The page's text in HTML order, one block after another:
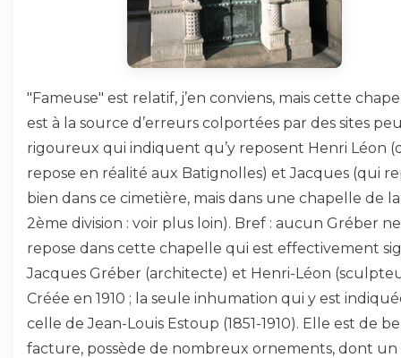
"Fameuse" est relatif, j’en conviens, mais cette
est à la source d’erreurs colportées par des sites
rigoureux qui indiquent qu’y reposent Henri Léon
repose en réalité aux Batignolles) et Jacques (qui
bien dans ce cimetière, mais dans une chapelle de la
2ème division : voir plus loin). Bref : aucun Gréber ne
repose dans cette chapelle qui est effectivement
Jacques Gréber (architecte) et Henri-Léon
Créée en 1910 ; la seule inhumation qui y est
celle de Jean-Louis Estoup (1851-1910). Elle est de
facture, possède de nombreux ornements, dont un